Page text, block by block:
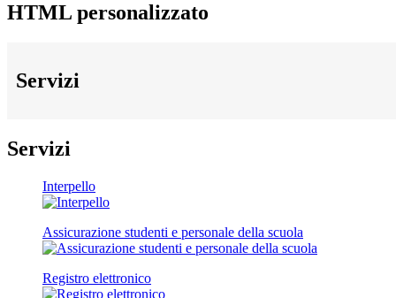
HTML personalizzato
Servizi
Servizi
Interpello
Assicurazione studenti e personale della scuola
Registro elettronico